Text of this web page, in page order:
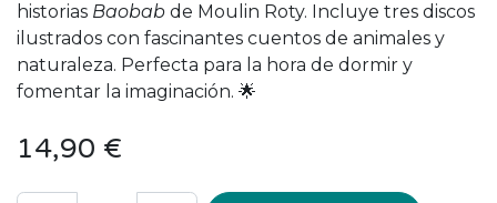
historias Baobab de Moulin Roty. Incluye tres discos
ilustrados con fascinantes cuentos de animales y
naturaleza. Perfecta para la hora de dormir y
fomentar la imaginación. 🌟
14,90 €